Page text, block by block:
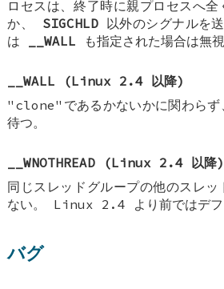
ロセスは、終了時に親プロセスへ
か、 SIGCHLD以外のシグナルを
は
__WALL も指定された場合は無視
__WALL (Linux 2.4 以降)
"clone"であるかないかに関わらず
待つ。
__WNOTHREAD (Linux 2.4 以降)
同じスレッドグループの他のスレッ
ない。 Linux 2.4 より前ではデフ
バグ